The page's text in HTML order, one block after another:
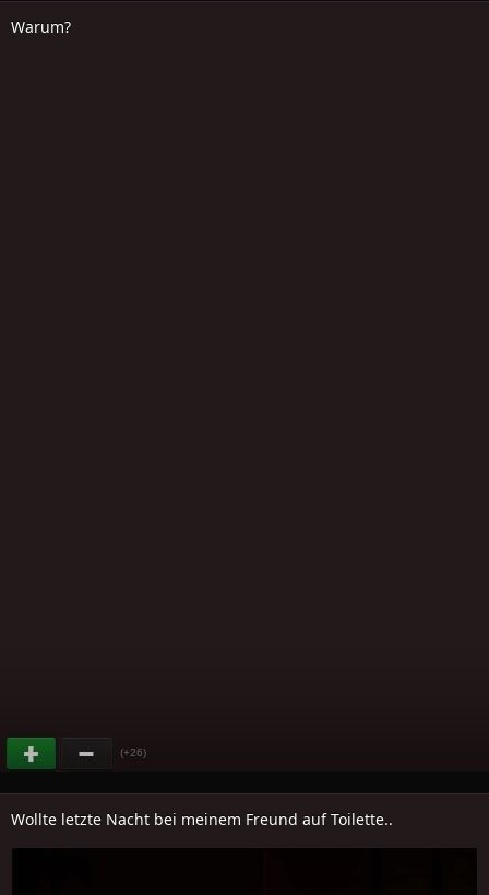
Warum?
(+26)
Wollte letzte Nacht bei meinem Freund auf Toilette..